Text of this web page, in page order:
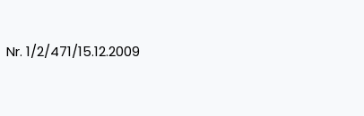
Nr. 1/2/471/15.12.2009